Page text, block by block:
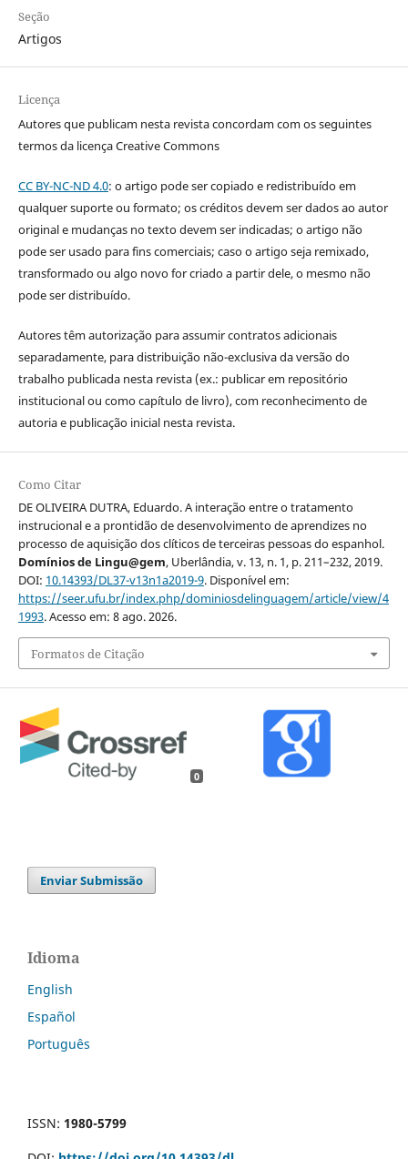
Seção
Artigos
Licença
Autores que publicam nesta revista concordam com os seguintes
termos da licença Creative Commons
CC BY-NC-ND 4.0: o artigo pode ser copiado e redistribuído em
qualquer suporte ou formato; os créditos devem ser dados ao autor
original e mudanças no texto devem ser indicadas; o artigo não
pode ser usado para fins comerciais; caso o artigo seja remixado,
transformado ou algo novo for criado a partir dele, o mesmo não
pode ser distribuído.
Autores têm autorização para assumir contratos adicionais
separadamente, para distribuição não-exclusiva da versão do
trabalho publicada nesta revista (ex.: publicar em repositório
institucional ou como capítulo de livro), com reconhecimento de
autoria e publicação inicial nesta revista.
Como Citar
DE OLIVEIRA DUTRA, Eduardo. A interação entre o tratamento
instrucional e a prontidão de desenvolvimento de aprendizes no
processo de aquisição dos clíticos de terceiras pessoas do espanhol.
Domínios de Lingu@gem, Uberlândia, v. 13, n. 1, p. 211–232, 2019.
DOI: 10.14393/DL37-v13n1a2019-9. Disponível em:
https://seer.ufu.br/index.php/dominiosdelinguagem/article/view/4
1993. Acesso em: 8 ago. 2026.
Formatos de Citação
0
Enviar Submissão
Idioma
English
Español
Português
ISSN: 1980-5799